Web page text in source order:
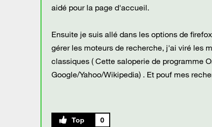
aidé pour la page d'accueil.
Ensuite je suis allé dans les options de
gérer les moteurs de recherche, j'ai viré les
classiques ( Cette saloperie de programme
Google/Yahoo/Wikipedia) . Et pouf mes
0